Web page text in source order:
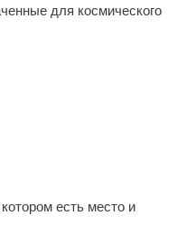
для космического
есть место и